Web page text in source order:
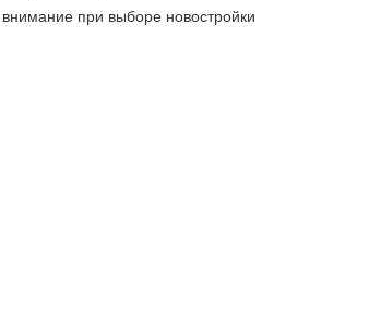
при выборе новостройки